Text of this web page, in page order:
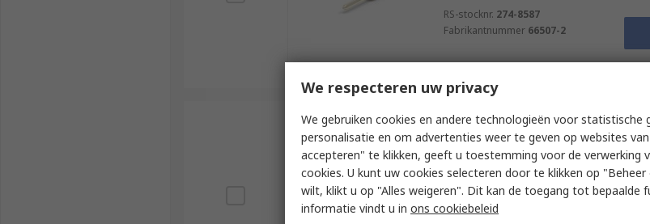
RS-stocknr. 274-8587
Fabrikantnummer 66507-2
Momenteel niet beschikbaar
TE Connectivity size 22 Female
Crimp D-Sub Connector
Contact, Gold Flash Socket 22
AWG
RS-stocknr.192-0049
€
We respecteren uw privacy
We gebruiken cookies en andere technologieën voor statistische
personalisatie en om advertenties weer te geven op websites
accepteren" te klikken, geeft u toestemming voor de verwerking
cookies. U kunt uw cookies selecteren door te klikken op
wilt, klikt u op "Alles weigeren". Dit kan de toegang tot bepaalde
informatie vindt u in ons cookiebeleid